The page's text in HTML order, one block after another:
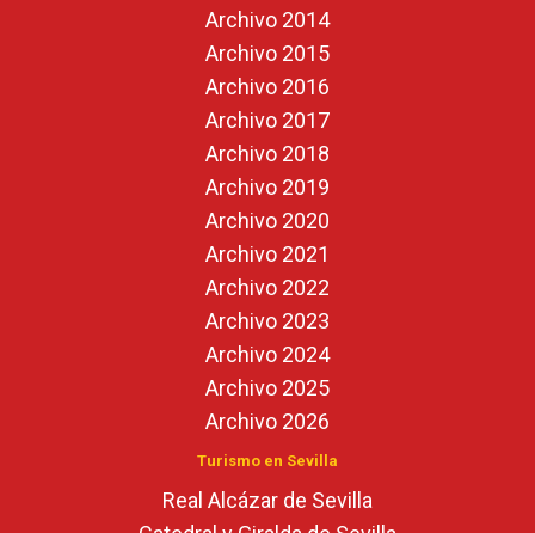
Archivo 2014
Archivo 2015
Archivo 2016
Archivo 2017
Archivo 2018
Archivo 2019
Archivo 2020
Archivo 2021
Archivo 2022
Archivo 2023
Archivo 2024
Archivo 2025
Archivo 2026
Turismo en Sevilla
Real Alcázar de Sevilla